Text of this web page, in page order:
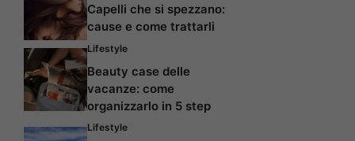
Capelli che si spezzano:
cause e come trattarli
Lifestyle
Beauty case delle
vacanze: come
organizzarlo in 5 step
Lifestyle